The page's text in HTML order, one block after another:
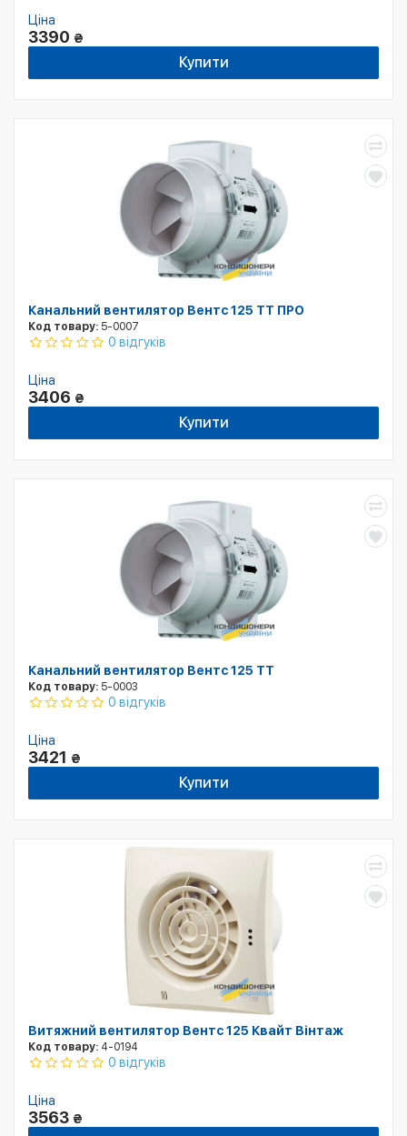
Ціна
3390 ₴
Купити
Канальний вентилятор Вентс 125 ТТ ПРО
Код товару: 5-0007
0 відгуків
Ціна
3406 ₴
Купити
Канальний вентилятор Вентс 125 ТТ
Код товару: 5-0003
0 відгуків
Ціна
3421 ₴
Купити
Витяжний вентилятор Вентс 125 Квайт Вінтаж
Код товару: 4-0194
0 відгуків
Ціна
3563 ₴